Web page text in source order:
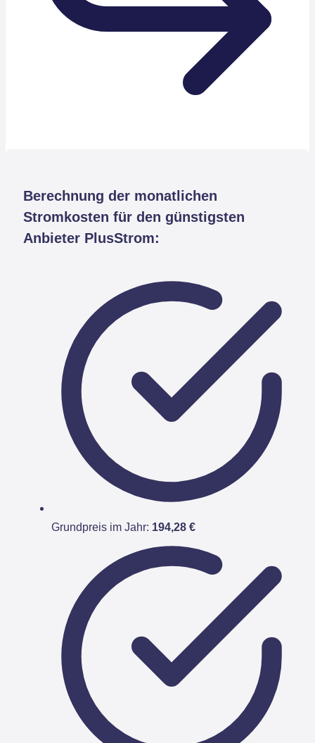
Berechnung der monatlichen
Stromkosten für den günstigsten
Anbieter PlusStrom:
Grundpreis im Jahr: 194,28 €